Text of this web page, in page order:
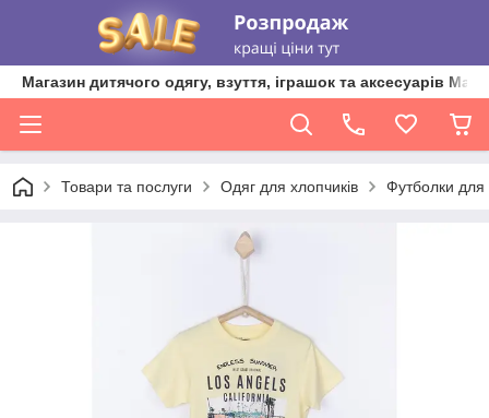
Магазин дитячого одягу, взуття, іграшок та аксесуарів
Товари та послуги Одяг для хлопчиків Футболки для